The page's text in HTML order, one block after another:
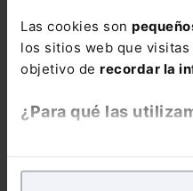
Las cookies son
los sitios web que visitas
objetivo de recordar la
¿Para qué las
analíticospara tratar de